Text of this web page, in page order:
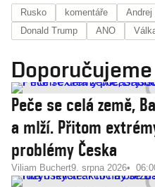
Rusko komentáře Andrej
Donald Trump
ANO
Doporučujeme
Peče se celá země,
a mlží. Přitom
problémy Česka
Viliam Buchert9. srpna 2026